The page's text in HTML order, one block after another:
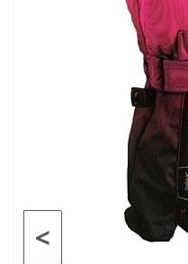
<